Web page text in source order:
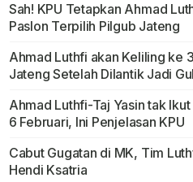
Sah! KPU Tetapkan Ahmad
Paslon Terpilih Pilgub Jateng
Ahmad Luthfi akan Keliling ke
Jateng Setelah Dilantik Jadi
Ahmad Luthfi-Taj Yasin tak
6 Februari, Ini Penjelasan KPU
Cabut Gugatan di MK, Tim
Hendi Ksatria